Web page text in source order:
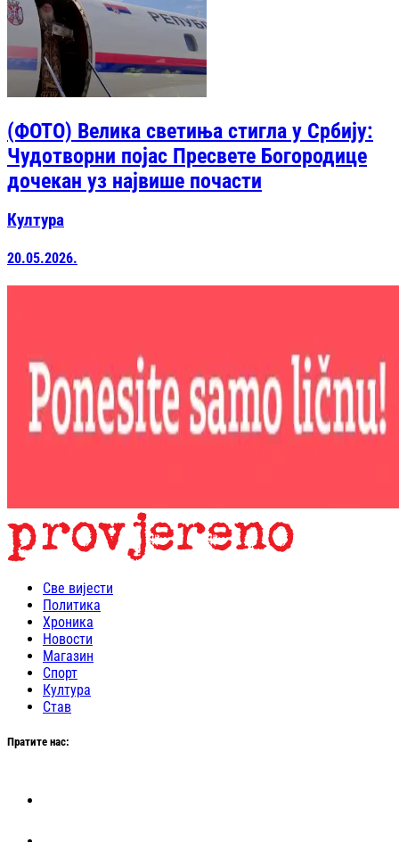
(ФОТО) Велика светиња стигла у Србију:
Чудотворни појас Пресвете Богородице
дочекан уз највише почасти
Култура
20.05.2026.
Све вијести
Политика
Хроника
Новости
Магазин
Спорт
Култура
Став
Пратите нас: